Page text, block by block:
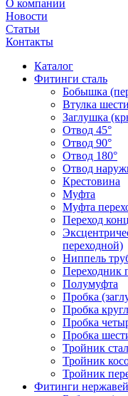
О компании
Новости
Статьи
Контакты
Каталог
Фитинги сталь
Бобышка
Втулка
Заглушка
Отвод 45°
Отвод 90°
Отвод 180°
Отвод
Крестовина
Муфта
Муфта
Переход
переходной)
Ниппель
Полумуфта
Пробка
Пробка
Пробка
Пробка
Тройник
Тройник
Тройник
Фитинги